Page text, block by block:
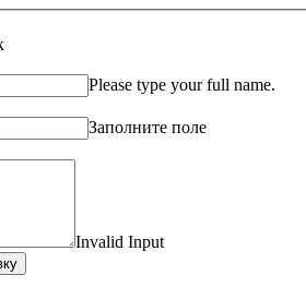
Please type your full name.
Заполните поле
Invalid Input